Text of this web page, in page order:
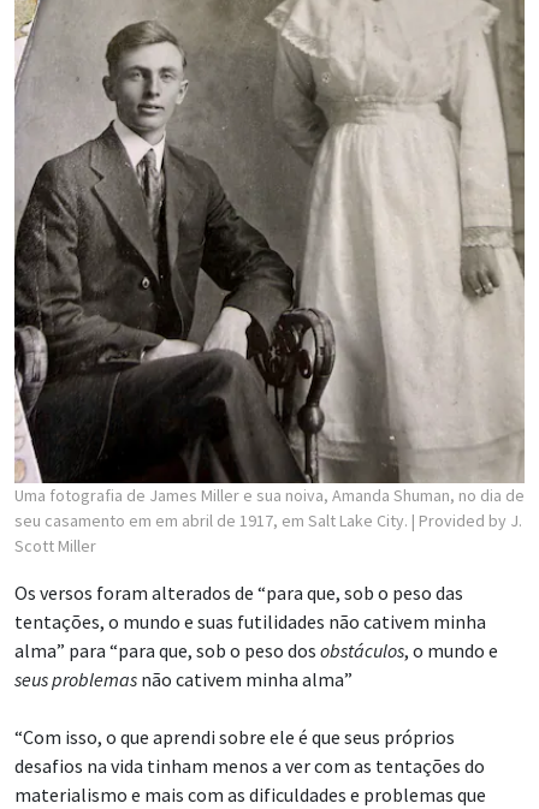
Uma fotografia de James Miller e sua noiva, Amanda Shuman, no dia de
seu casamento em em abril de 1917, em Salt Lake City. | Provided by J.
Scott Miller
Os versos foram alterados de “para que, sob o peso das
tentações, o mundo e suas futilidades não cativem minha
alma” para “para que, sob o peso dos obstáculos, o mundo e
seus problemas não cativem minha alma”
“Com isso, o que aprendi sobre ele é que seus próprios
desafios na vida tinham menos a ver com as tentações do
materialismo e mais com as dificuldades e problemas que